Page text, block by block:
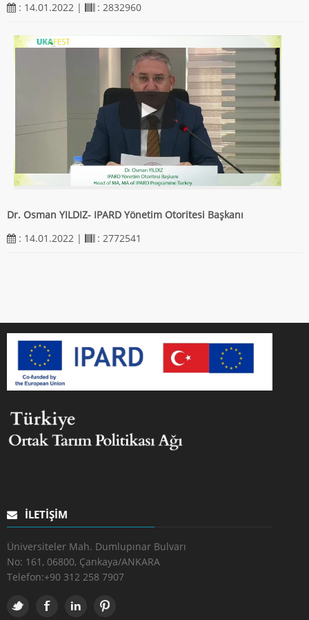
: 14.01.2022 |
: 2832960
Dr. Osman YILDIZ- IPARD Yönetim Otoritesi Başkanı
: 14.01.2022 |
: 2772541
İLETIŞIM
Üniversiteler Mah. Dumlupınar Bulvarı
No: 161, 06800, Çankaya/ANKARA
Telefon:+90 312 258 7907